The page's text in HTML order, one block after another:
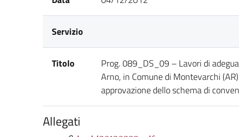
Servizio
Titolo
Prog. 089_DS_09 – Lavori di
Arno, in Comune di Montevarchi
approvazione dello schema di
Allegati